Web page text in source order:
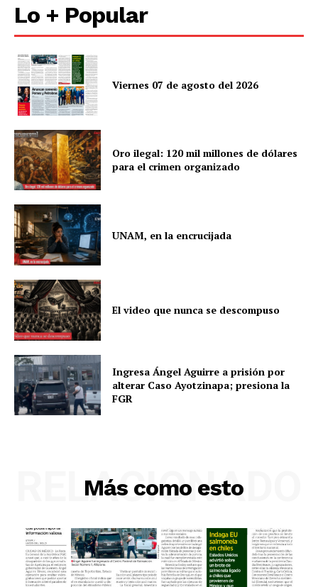
Lo + Popular
Viernes 07 de agosto del 2026
Oro ilegal: 120 mil millones de dólares
para el crimen organizado
UNAM, en la encrucijada
El video que nunca se descompuso
Ingresa Ángel Aguirre a prisión por
alterar Caso Ayotzinapa; presiona la
FGR
Más como esto
RELACIONADO